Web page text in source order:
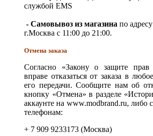
службой EMS
- Самовывоз из магазина по
г.Москва с 11:00 до 21:00.
Отмена заказа
Согласно «Закону о защите прав
вправе отказаться от заказа в
его передачи. Сообщите нам об
кнопку «Отмена» в разделе
аккаунте на www.modbrand.ru, либо
телефонам:
+ 7 909 9233173 (Москва)